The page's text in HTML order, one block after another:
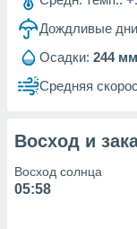
наших 1199Дождливые
Осадки: 244 мм
Средняя
Восход и
Восход солнца
05:58